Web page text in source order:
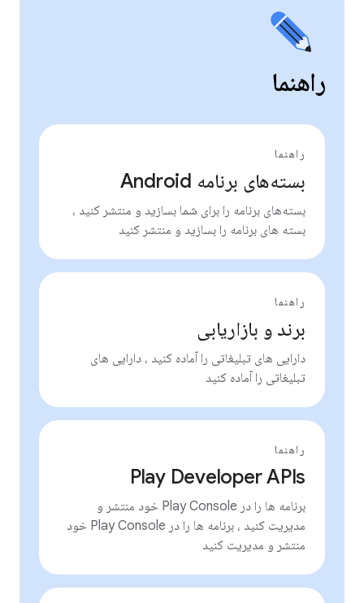
راهنما
راهنما
بسته‌های برنامه Android
بسته‌های برنامه را برای شما بسازید و منتشر کنید ،
بسته های برنامه را بسازید و منتشر کنید
راهنما
برند و بازاریابی
دارایی های تبلیغاتی را آماده کنید ، دارایی های
تبلیغاتی را آماده کنید
راهنما
Play Developer APIs
برنامه ها را در Play Console خود منتشر و
مدیریت کنید ، برنامه ها را در Play Console خود
منتشر و مدیریت کنید